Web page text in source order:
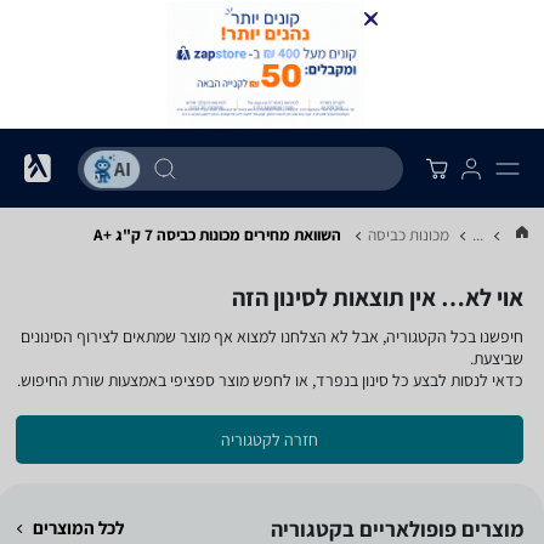
... מכונות כביסה השוואת מחירים מכונות כביסה ‏7 ‏ק"ג ‏A+‎
אוי לא… אין תוצאות לסינון הזה
חיפשנו בכל הקטגוריה, אבל לא הצלחנו למצוא אף מוצר שמתאים לצירוף הסינונים
שביצעת.
כדאי לנסות לבצע כל סינון בנפרד, או לחפש מוצר ספציפי באמצעות שורת החיפוש.
חזרה לקטגוריה
מוצרים פופולאריים בקטגוריה לכל המוצרים